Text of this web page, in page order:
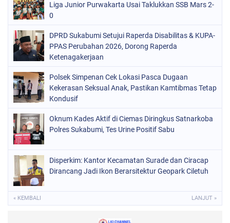
Liga Junior Purwakarta Usai Taklukkan SSB Mars 2-
0
DPRD Sukabumi Setujui Raperda Disabilitas & KUPA-
PPAS Perubahan 2026, Dorong Raperda
Ketenagakerjaan
Polsek Simpenan Cek Lokasi Pasca Dugaan
Kekerasan Seksual Anak, Pastikan Kamtibmas Tetap
Kondusif
Oknum Kades Aktif di Ciemas Diringkus Satnarkoba
Polres Sukabumi, Tes Urine Positif Sabu
Disperkim: Kantor Kecamatan Surade dan Ciracap
Dirancang Jadi Ikon Berarsitektur Geopark Ciletuh
« KEMBALI LANJUT »